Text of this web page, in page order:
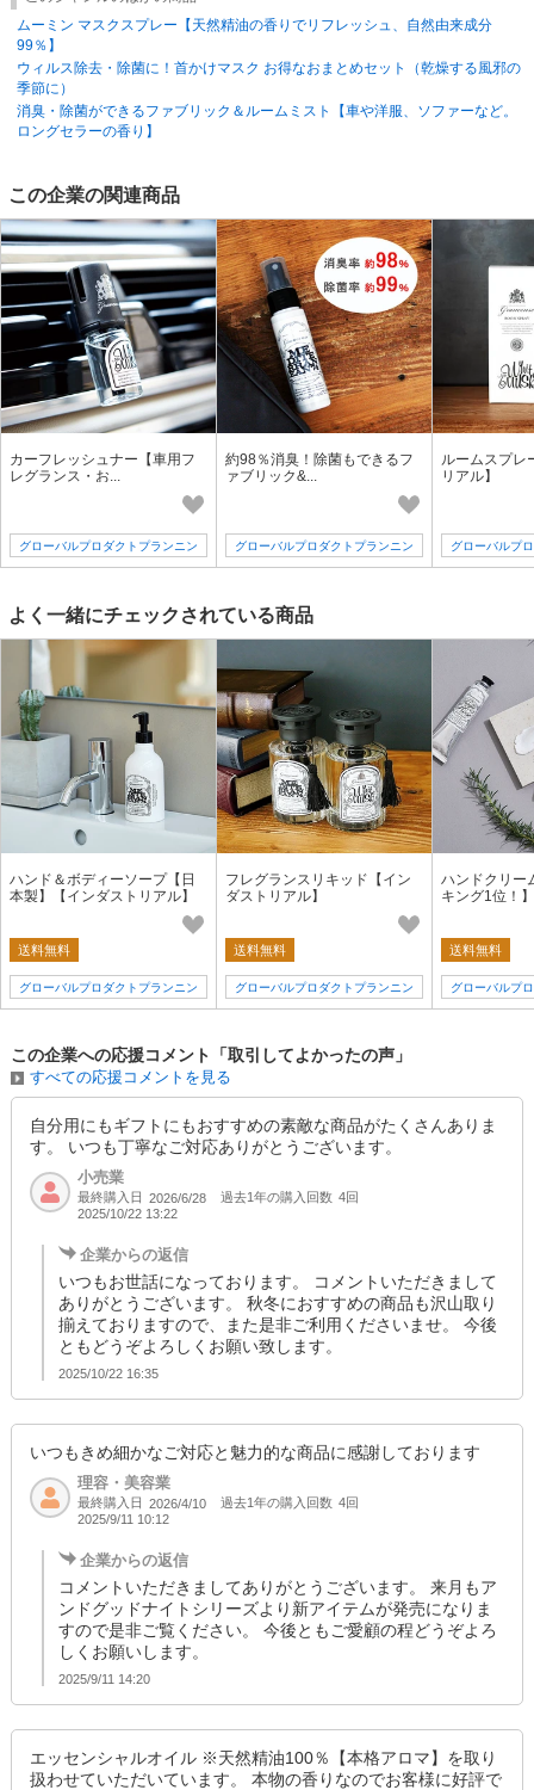
＜除菌・消臭スプレー＞＜梅雨＞
＜お得なおまとめセットあり＞【母の日】#衛生・除菌・ハンドソープ・
オーラル#ファブリックミスト＜キャンプ・アウトドア＞
ムーミン マスクスプレー【天然精油の香りでリフレッシュ、自然由来成分
99％】
ウィルス除去・除菌に！首かけマスク お得なおまとめセット（乾燥する風邪の
季節に）
消臭・除菌ができるファブリック＆ルームミスト【車や洋服、ソファーなど。
ロングセラーの香り】
この企業の関連商品
カーフレッシュナー【車用フ
レグランス・お...
グローバルプロダクトプランニン
グ
約98％消臭！除菌もできるフ
ァブリック&...
グローバルプロダクトプランニン
グ
ルームスプレ
リアル】
グローバルプ
よく一緒にチェックされている商品
ハンド＆ボディーソープ【日
本製】【インダストリアル】
送料無料
グローバルプロダクトプランニン
グ
フレグランスリキッド【イン
ダストリアル】
送料無料
グローバルプロダクトプランニン
グ
ハンドクリー
キング1位！
送料無料
グローバルプ
この企業への応援コメント「取引してよかったの声」
すべての応援コメントを見る
自分用にもギフトにもおすすめの素敵な商品がたくさんありま
す。 いつも丁寧なご対応ありがとうございます。
小売業
最終購入日 2026/6/28 過去1年の購入回数 4回
2025/10/22 13:22
企業からの返信
いつもお世話になっております。 コメントいただきまして
ありがとうございます。 秋冬におすすめの商品も沢山取り
揃えておりますので、また是非ご利用くださいませ。 今後
ともどうぞよろしくお願い致します。
2025/10/22 16:35
いつもきめ細かなご対応と魅力的な商品に感謝しております
理容・美容業
最終購入日 2026/4/10 過去1年の購入回数 4回
2025/9/11 10:12
企業からの返信
コメントいただきましてありがとうございます。 来月もア
ンドグッドナイトシリーズより新アイテムが発売になりま
すので是非ご覧ください。 今後ともご愛顧の程どうぞよろ
しくお願いします。
2025/9/11 14:20
エッセンシャルオイル ※天然精油100％【本格アロマ】を取り
扱わせていただいています。 本物の香りなのでお客様に好評で